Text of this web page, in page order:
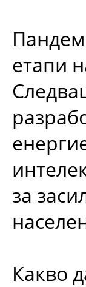
етапи
за
Какво